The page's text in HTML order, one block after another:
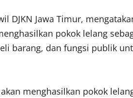
DJKN Jawa Timur,
pokok lelang
barang, dan fungsi publik
menghasilkan pokok